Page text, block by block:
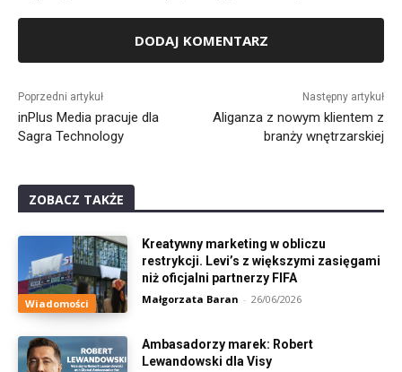
Poprzedni artykuł
inPlus Media pracuje dla
Sagra Technology
Następny artykuł
Aliganza z nowym klientem z
branży wnętrzarskiej
ZOBACZ TAKŻE
Wiadomości
Kreatywny marketing w obliczu
restrykcji. Levi’s z większymi zasięgami
niż oficjalni partnerzy FIFA
Małgorzata Baran - 26/06/2026
Ambasadorzy marek: Robert
Lewandowski dla Visy